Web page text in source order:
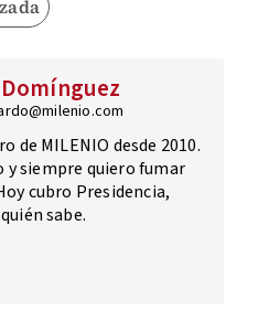
de MILENIO desde 2010.
y siempre quiero fumar
cubro Presidencia,
sabe.